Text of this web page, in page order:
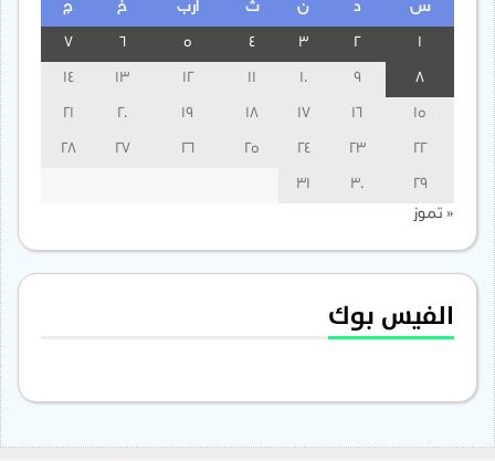
س ن ث أرب خ ج
3
13
14
15
16
17
18
19
20
21
22
23
24
25
26
27
28
29
30
31
« تموز
الفيس بوك